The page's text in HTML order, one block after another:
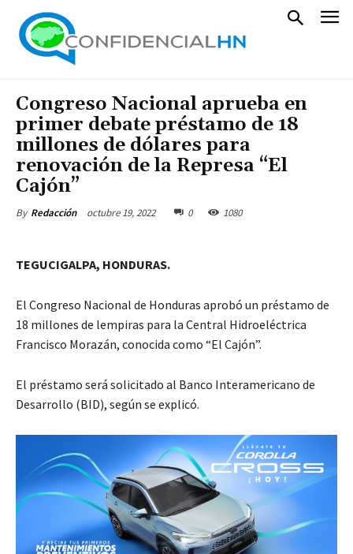
Congreso Nacional aprueba en
primer debate préstamo de 18
millones de dólares para
renovación de la Represa “El
Cajón”
By Redacción octubre 19, 2022 0 1080
TEGUCIGALPA, HONDURAS.
El Congreso Nacional de Honduras aprobó un préstamo de
18 millones de lempiras para la Central Hidroeléctrica
Francisco Morazán, conocida como “El Cajón”.
El préstamo será solicitado al Banco Interamericano de
Desarrollo (BID), según se explicó.